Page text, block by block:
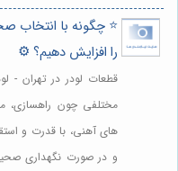
⭐️ چگونه با انتخاب
را افزایش دهیم؟ ⚙️
قطعات لودر در تهران -
مختلفی چون راهسازی،
های آهنی، با قدرت و
و در صورت نگهداری